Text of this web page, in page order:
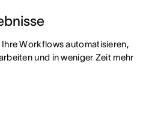
Ihre Workflows automatisieren,
und in weniger Zeit mehr